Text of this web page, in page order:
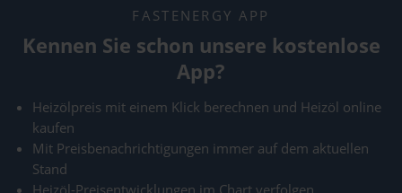
FASTENERGY APP
Kennen Sie schon unsere kostenlose
App?
Heizölpreis mit einem Klick berechnen und Heizöl online
kaufen
Mit Preisbenachrichtigungen immer auf dem aktuellen
Stand